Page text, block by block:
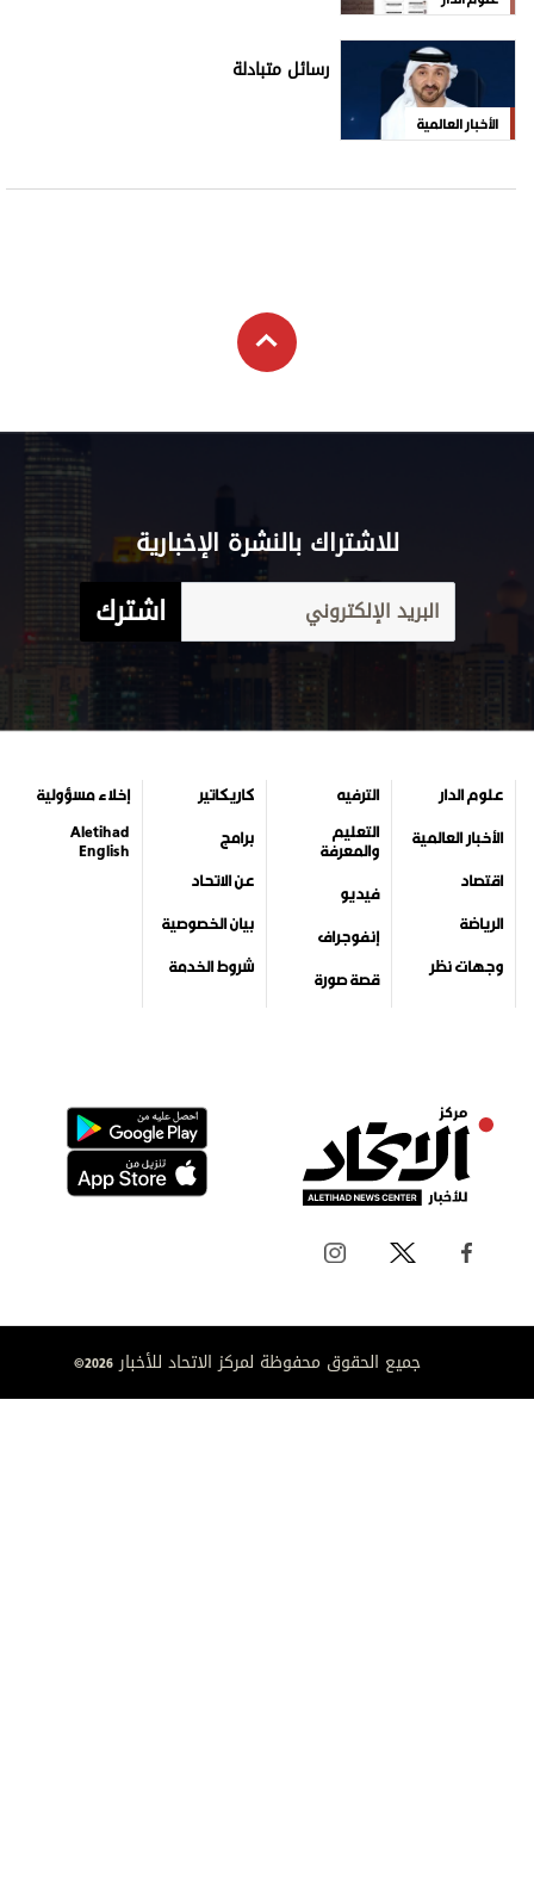
الأخبار العالمية
رسائل متبادلة
للاشتراك بالنشرة الإخبارية
اشترك
علوم الدار
الأخبار العالمية
اقتصاد
الرياضة
وجهات نظر
الترفيه
التعليم
والمعرفة
فيديو
إنفوجراف
قصة صورة
كاريكاتير
برامج
عن الاتحاد
بيان الخصوصية
شروط الخدمة
إخلاء مسؤولية
Aletihad
English
جميع الحقوق محفوظة لمركز الاتحاد للأخبار 2026©